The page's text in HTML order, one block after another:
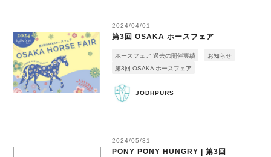
2024/04/01
第3回 OSAKA ホースフェア
JODHPURS
ホースフェア 過去の開催実績
お知らせ
第3回 OSAKA ホースフェア
2024/05/31
PONY PONY HUNGRY | 第3回